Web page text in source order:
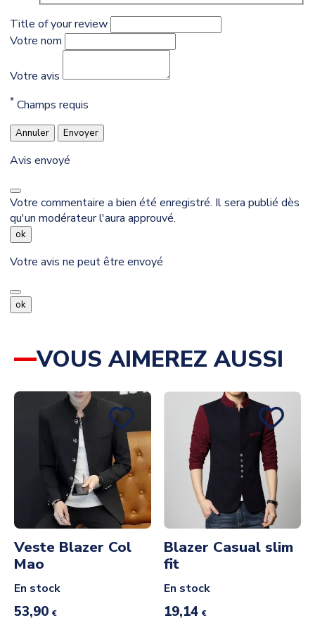
Title of your review
Votre nom
Votre avis
* Champs requis
Annuler Envoyer
Avis envoyé
Votre commentaire a bien été enregistré. Il sera publié dès
qu'un modérateur l'aura approuvé.
ok
Votre avis ne peut être envoyé
ok
VOUS AIMEREZ AUSSI
Veste Blazer Col
Mao
En stock
53,90 €
Blazer Casual slim
fit
En stock
19,14 €